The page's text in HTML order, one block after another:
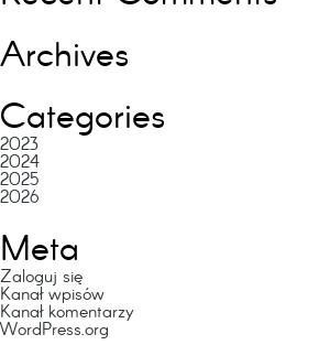
Archives
Categories
2023
2024
2025
2026
Meta
Zaloguj się
Kanał wpisów
Kanał komentarzy
WordPress.org